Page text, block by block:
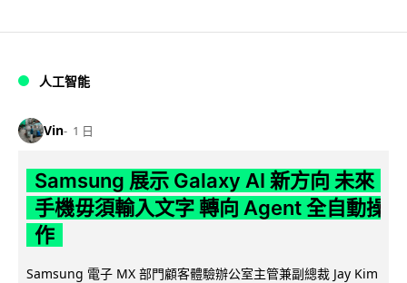
人工智能
Vin 1 日
Samsung 展示 Galaxy AI 新方向 未來
手機毋須輸入文字 轉向 Agent 全自動操
作
Samsung 電子 MX 部門顧客體驗辦公室主管兼副總裁 Jay Kim